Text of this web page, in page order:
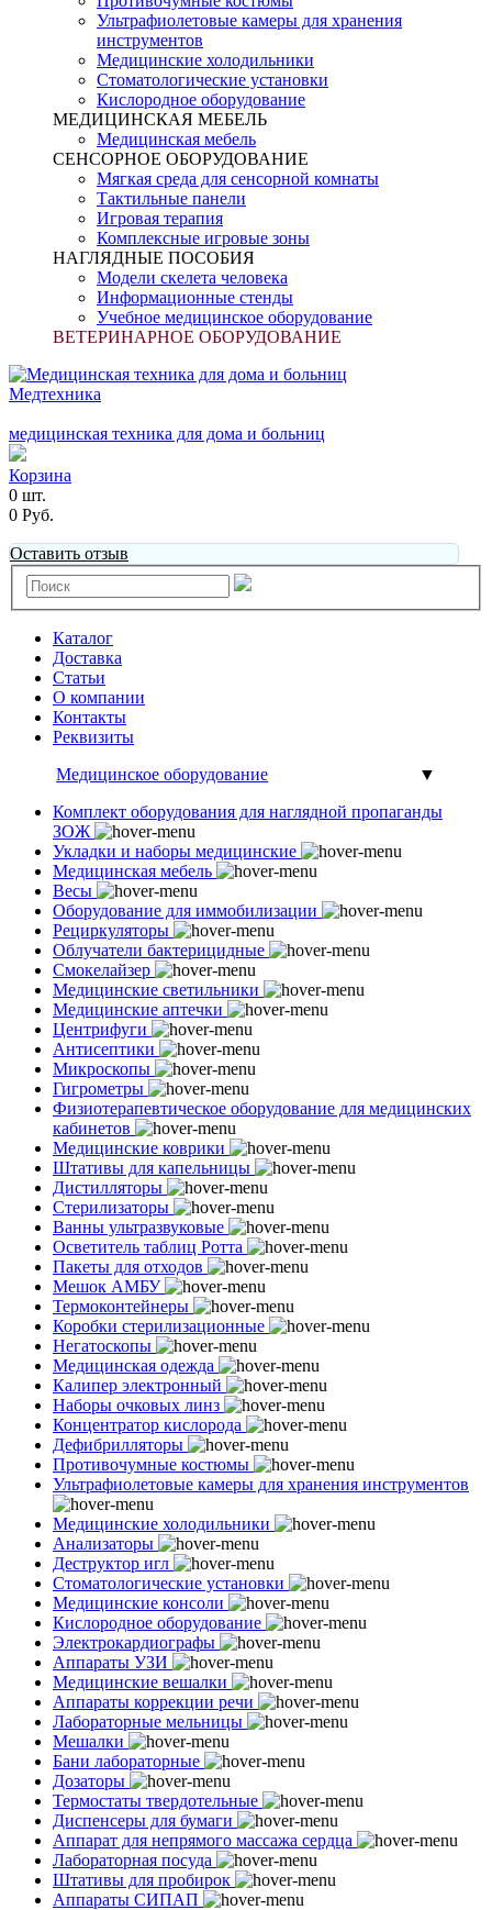
Ультрафиолетовые камеры для хранения
инструментов
Медицинские холодильники
Стоматологические установки
Кислородное оборудование
МЕДИЦИНСКАЯ МЕБЕЛЬ
Медицинская мебель
СЕНСОРНОЕ ОБОРУДОВАНИЕ
Мягкая среда для сенсорной комнаты
Тактильные панели
Игровая терапия
Комплексные игровые зоны
НАГЛЯДНЫЕ ПОСОБИЯ
Модели скелета человека
Информационные стенды
Учебное медицинское оборудование
ВЕТЕРИНАРНОЕ ОБОРУДОВАНИЕ
Медтехника
медицинская техника для дома и больниц
Корзина
0 шт.
0 Руб.
Оставить отзыв
Каталог
Доставка
Статьи
О компании
Контакты
Реквизиты
Медицинское оборудование
▼
Комплект оборудования для наглядной пропаганды
ЗОЖ
Укладки и наборы медицинские
Медицинская мебель
Весы
Оборудование для иммобилизации
Рециркуляторы
Облучатели бактерицидные
Смокелайзер
Медицинские светильники
Медицинские аптечки
Центрифуги
Антисептики
Микроскопы
Гигрометры
Физиотерапевтическое оборудование для медицинских
кабинетов
Медицинские коврики
Штативы для капельницы
Дистилляторы
Стерилизаторы
Ванны ультразвуковые
Осветитель таблиц Ротта
Пакеты для отходов
Мешок АМБУ
Термоконтейнеры
Коробки стерилизационные
Негатоскопы
Медицинская одежда
Калипер электронный
Наборы очковых линз
Концентратор кислорода
Дефибрилляторы
Противочумные костюмы
Ультрафиолетовые камеры для хранения инструментов
Медицинские холодильники
Анализаторы
Деструктор игл
Стоматологические установки
Медицинские консоли
Кислородное оборудование
Электрокардиографы
Аппараты УЗИ
Медицинские вешалки
Аппараты коррекции речи
Лабораторные мельницы
Мешалки
Бани лабораторные
Дозаторы
Термостаты твердотельные
Диспенсеры для бумаги
Аппарат для непрямого массажа сердца
Лабораторная посуда
Штативы для пробирок
Аппараты СИПАП